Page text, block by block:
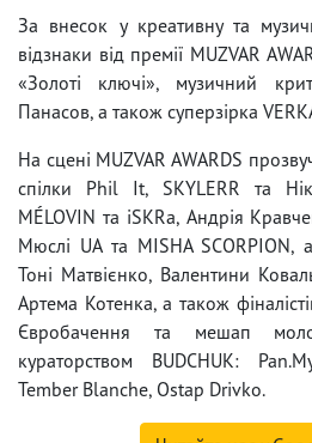
За внесок у креативну та
відзнаки від премії MUZVAR
«Золоті ключі», музичний
Панасов, а також суперзірка
На сцені MUZVAR AWARDS
спілки Phil It, SKYLERR та
MÉLOVIN та iSKRa, Андрія
Мюслі UA та MISHA SCORPION,
Тоні Матвієнко, Валентини
Артема Котенка, а також
Євробачення та мешап
кураторством BUDCHUK:
Tember Blanche, Ostap Drivko.